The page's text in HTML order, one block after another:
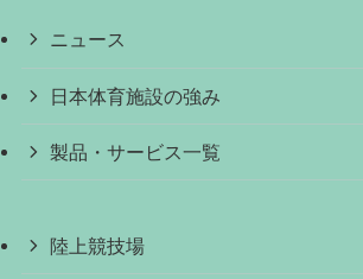
ニュース
日本体育施設の強み
製品・サービス一覧
陸上競技場